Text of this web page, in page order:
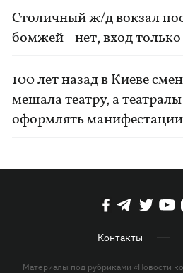
Столичный ж/д вокзал
бомжей - нет, вход
100 лет назад в Киеве
мешала театру, а
оформлять манифестации
Контакты
Материалы под рубриками «Новости